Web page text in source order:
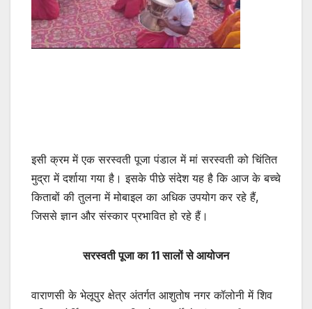
इसी क्रम में एक सरस्वती पूजा पंडाल में मां सरस्वती को चिंतित
मुद्रा में दर्शाया गया है। इसके पीछे संदेश यह है कि आज के बच्चे
किताबों की तुलना में मोबाइल का अधिक उपयोग कर रहे हैं,
जिससे ज्ञान और संस्कार प्रभावित हो रहे हैं।
सरस्वती पूजा का 11 सालों से आयोजन
वाराणसी के भेलूपुर क्षेत्र अंतर्गत आशुतोष नगर कॉलोनी में शिव